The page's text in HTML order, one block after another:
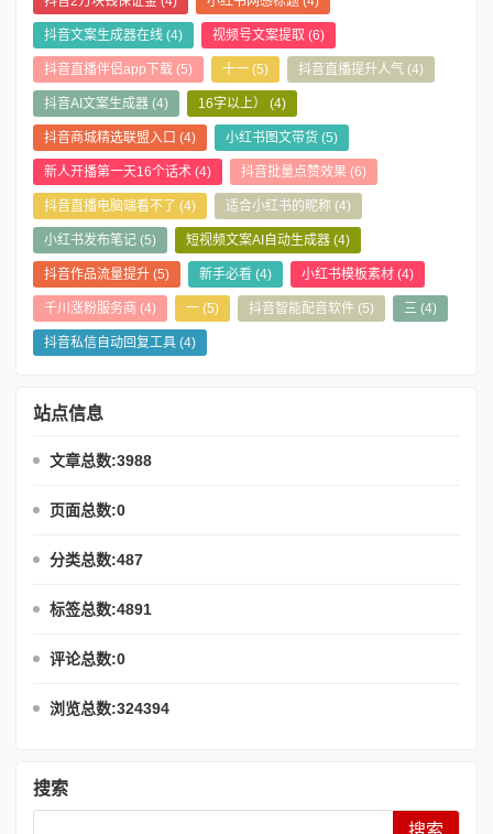
抖音文案生成器在线 (4) 视频号文案提取 (6)
抖音直播伴侣app下载 (5) 十一 (5) 抖音直播提升人气 (4)
抖音AI文案生成器 (4) 16字以上） (4)
抖音商城精选联盟入口 (4) 小红书图文带货 (5)
新人开播第一天16个话术 (4) 抖音批量点赞效果 (6)
抖音直播电脑端看不了 (4) 适合小红书的昵称 (4)
小红书发布笔记 (5) 短视频文案AI自动生成器 (4)
抖音作品流量提升 (5) 新手必看 (4) 小红书模板素材 (4)
千川涨粉服务商 (4) 一 (5) 抖音智能配音软件 (5) 三 (4)
抖音私信自动回复工具 (4)
站点信息
文章总数:3988
页面总数:0
分类总数:487
标签总数:4891
评论总数:0
浏览总数:324394
搜索